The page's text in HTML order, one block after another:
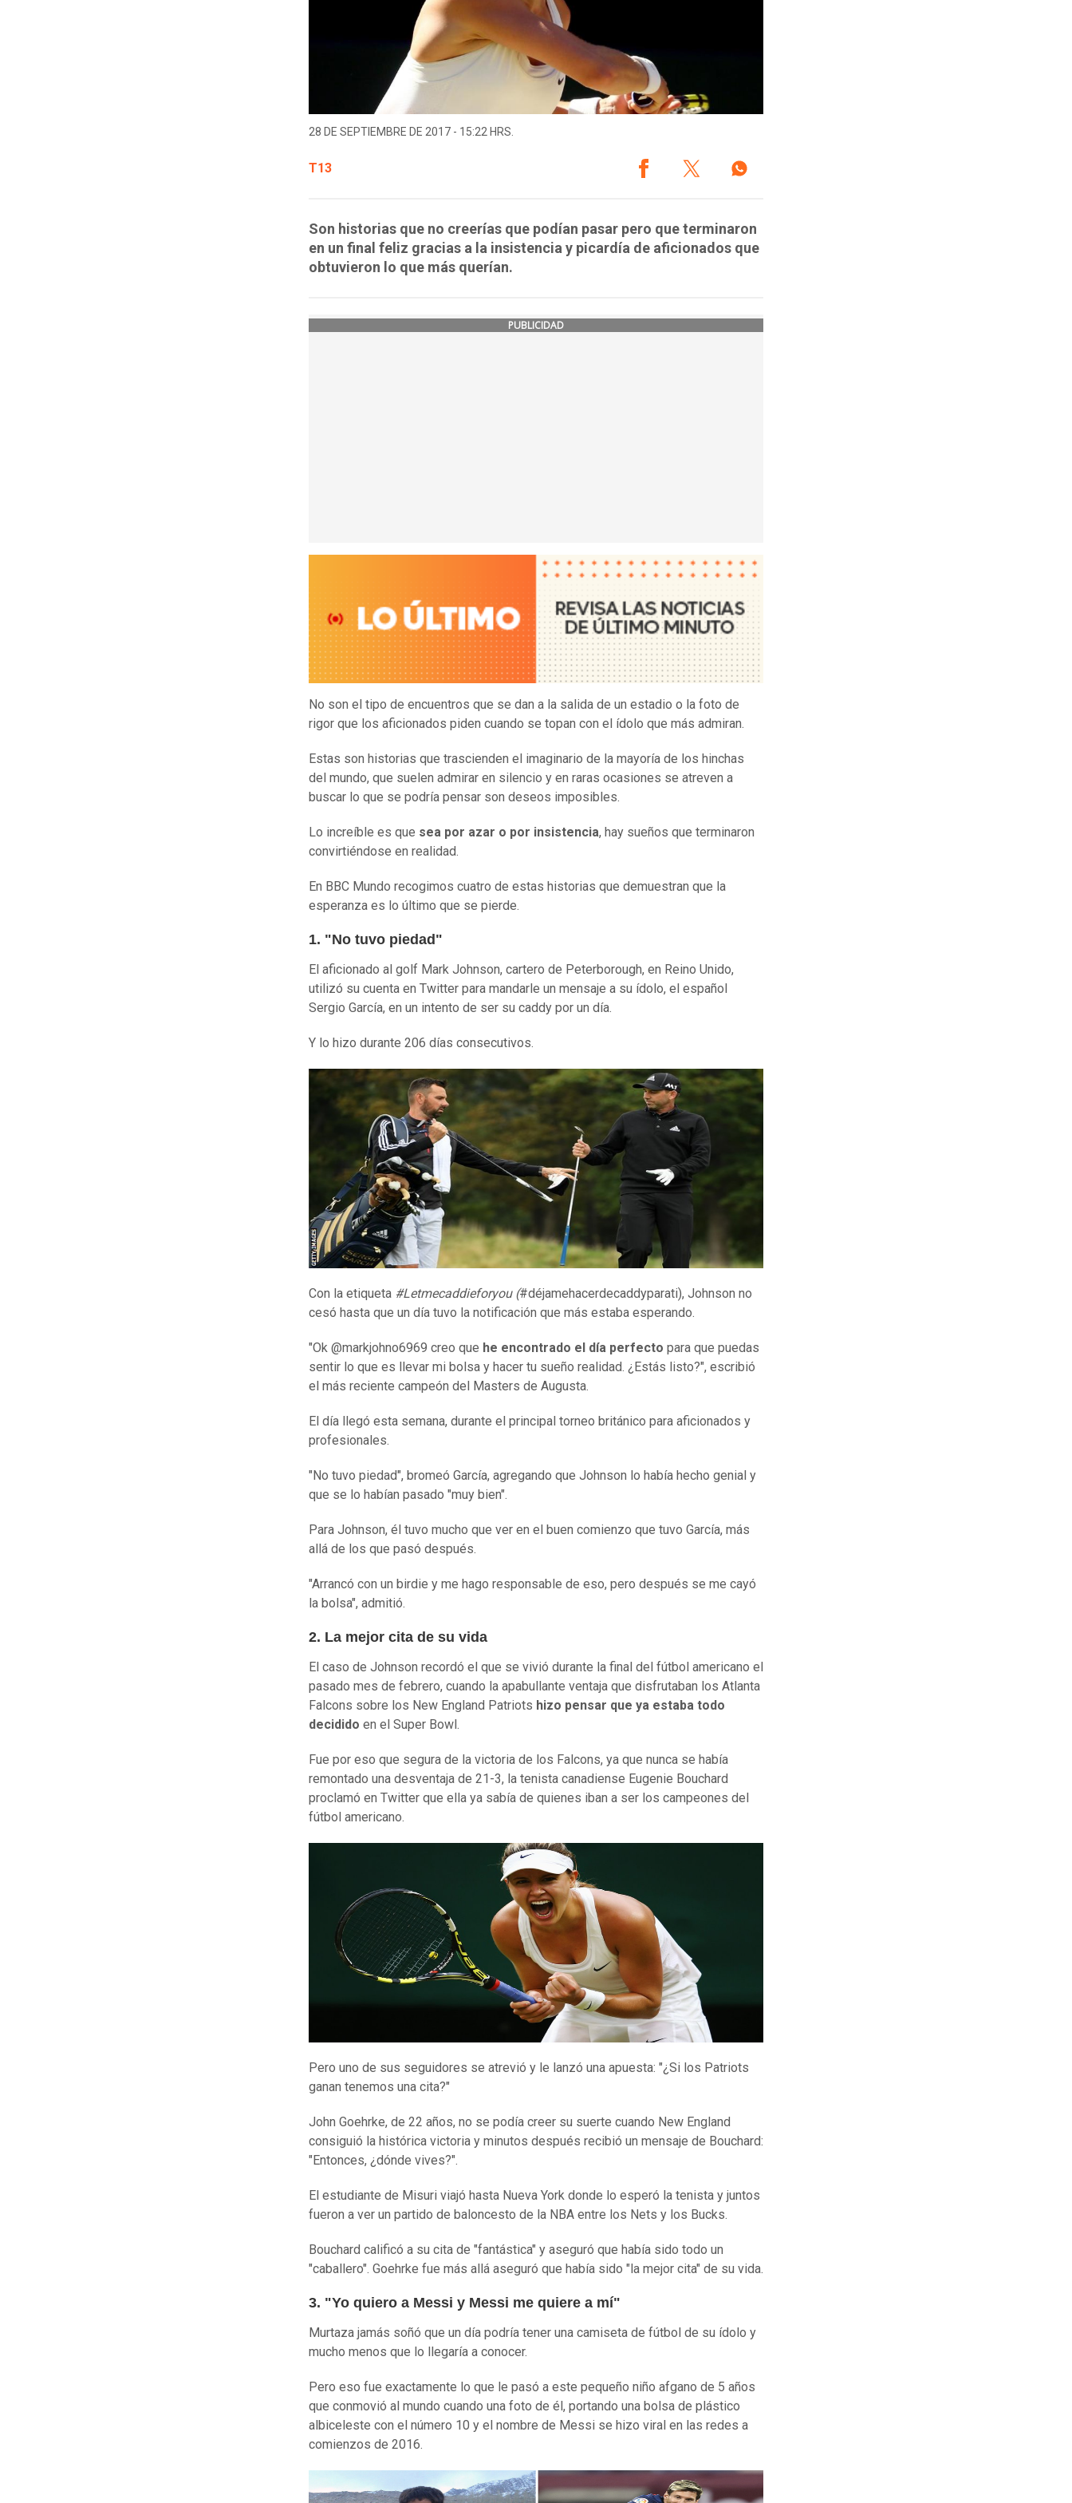
28 DE SEPTIEMBRE DE 2017 - 15:22 HRS.
T13
Son historias que no creerías que podían pasar pero que terminaron
en un final feliz gracias a la insistencia y picardía de aficionados que
obtuvieron lo que más querían.
PUBLICIDAD
No son el tipo de encuentros que se dan a la salida de un estadio o la foto de
rigor que los aficionados piden cuando se topan con el ídolo que más admiran.
Estas son historias que trascienden el imaginario de la mayoría de los hinchas
del mundo, que suelen admirar en silencio y en raras ocasiones se atreven a
buscar lo que se podría pensar son deseos imposibles.
Lo increíble es que sea por azar o por insistencia, hay sueños que terminaron
convirtiéndose en realidad.
En BBC Mundo recogimos cuatro de estas historias que demuestran que la
esperanza es lo último que se pierde.
1. "No tuvo piedad"
El aficionado al golf Mark Johnson, cartero de Peterborough, en Reino Unido,
utilizó su cuenta en Twitter para mandarle un mensaje a su ídolo, el español
Sergio García, en un intento de ser su caddy por un día.
Y lo hizo durante 206 días consecutivos.
Con la etiqueta #Letmecaddieforyou(#déjamehacerdecaddyparati), Johnson no
cesó hasta que un día tuvo la notificación que más estaba esperando.
"Ok @markjohno6969 creo que he encontrado el día perfecto para que puedas
sentir lo que es llevar mi bolsa y hacer tu sueño realidad. ¿Estás listo?", escribió
el más reciente campeón del Masters de Augusta.
El día llegó esta semana, durante el principal torneo británico para aficionados y
profesionales.
"No tuvo piedad", bromeó García, agregando que Johnson lo había hecho genial y
que se lo habían pasado "muy bien".
Para Johnson, él tuvo mucho que ver en el buen comienzo que tuvo García, más
allá de los que pasó después.
"Arrancó con un birdie y me hago responsable de eso, pero después se me cayó
la bolsa", admitió.
2. La mejor cita de su vida
El caso de Johnson recordó el que se vivió durante la final del fútbol americano el
pasado mes de febrero, cuando la apabullante ventaja que disfrutaban los Atlanta
Falcons sobre los New England Patriots hizo pensar que ya estaba todo
decidido en el Super Bowl.
Fue por eso que segura de la victoria de los Falcons, ya que nunca se había
remontado una desventaja de 21-3, la tenista canadiense Eugenie Bouchard
proclamó en Twitter que ella ya sabía de quienes iban a ser los campeones del
fútbol americano.
Pero uno de sus seguidores se atrevió y le lanzó una apuesta: "¿Si los Patriots
ganan tenemos una cita?"
John Goehrke, de 22 años, no se podía creer su suerte cuando New England
consiguió la histórica victoria y minutos después recibió un mensaje de Bouchard:
"Entonces, ¿dónde vives?".
El estudiante de Misuri viajó hasta Nueva York donde lo esperó la tenista y juntos
fueron a ver un partido de baloncesto de la NBA entre los Nets y los Bucks.
Bouchard calificó a su cita de "fantástica" y aseguró que había sido todo un
"caballero". Goehrke fue más allá aseguró que había sido "la mejor cita" de su vida.
3. "Yo quiero a Messi y Messi me quiere a mí"
Murtaza jamás soñó que un día podría tener una camiseta de fútbol de su ídolo y
mucho menos que lo llegaría a conocer.
Pero eso fue exactamente lo que le pasó a este pequeño niño afgano de 5 años
que conmovió al mundo cuando una foto de él, portando una bolsa de plástico
albiceleste con el número 10 y el nombre de Messi se hizo viral en las redes a
comienzos de 2016.